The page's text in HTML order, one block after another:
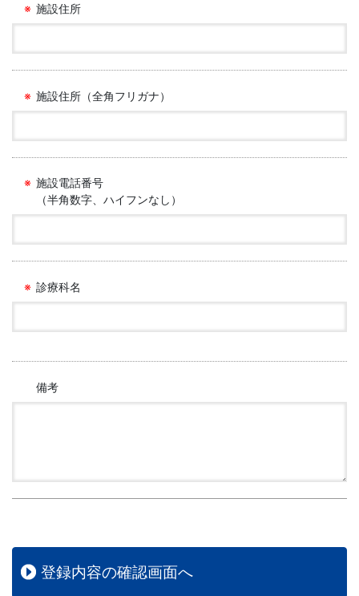
施設住所
施設住所（全角フリガナ）
施設電話番号
（半角数字、ハイフンなし）
診療科名
備考
登録内容の確認画面へ